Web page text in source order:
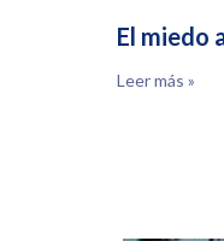
El miedo
Leer más »